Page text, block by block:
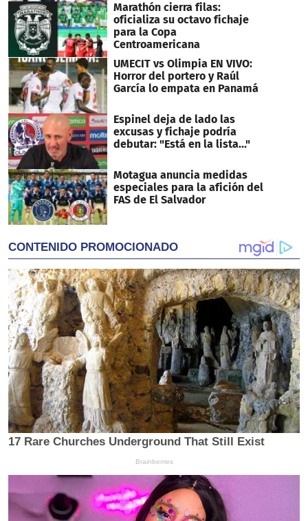
Marathón cierra filas:
oficializa su octavo fichaje
para la Copa
Centroamericana
UMECIT vs Olimpia EN VIVO:
Horror del portero y Raúl
García lo empata en Panamá
Espinel deja de lado las
excusas y fichaje podría
debutar: "Está en la lista..."
Motagua anuncia medidas
especiales para la afición del
FAS de El Salvador